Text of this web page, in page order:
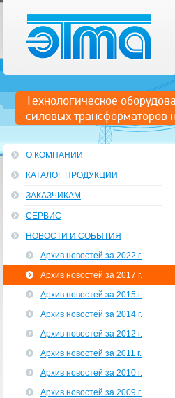
Технологическое
силовых трансформаторов
О КОМПАНИИ
КАТАЛОГ ПРОДУКЦИИ
ЗАКАЗЧИКАМ
СЕРВИС
НОВОСТИ И СОБЫТИЯ
Архив новостей за 2022 г.
Архив новостей за 2017 г.
Архив новостей за 2015 г.
Архив новостей за 2014 г.
Архив новостей за 2012 г.
Архив новостей за 2011 г.
Архив новостей за 2010 г.
Архив новостей за 2009 г.